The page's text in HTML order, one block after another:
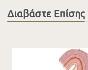
Διαβάστε Επίσης